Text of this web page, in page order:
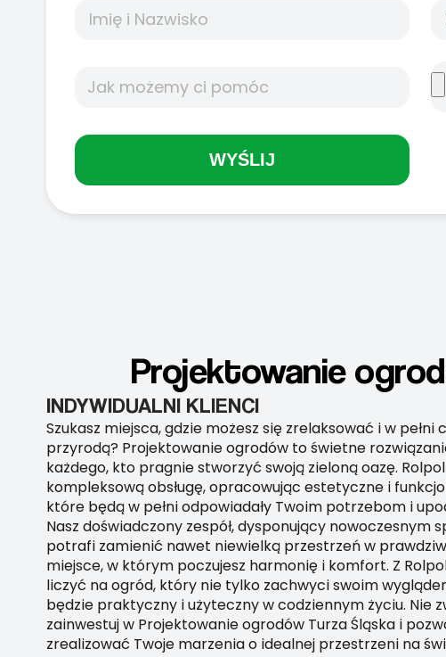
WYŚLIJ
Projektowanie
INDYWIDUALNI KLIENCI
Szukasz miejsca, gdzie możesz się zrelaksować i w pełni
przyrodą? Projektowanie ogrodów to świetne
każdego, kto pragnie stworzyć swoją zieloną oazę.
kompleksową obsługę, opracowując estetyczne i
które będą w pełni odpowiadały Twoim potrzebom i
Nasz doświadczony zespół, dysponujący nowoczesnym
potrafi zamienić nawet niewielką przestrzeń w
miejsce, w którym poczujesz harmonię i komfort. Z
liczyć na ogród, który nie tylko zachwyci swoim
będzie praktyczny i użyteczny w codziennym życiu. Nie
zainwestuj w Projektowanie ogrodów Turza Śląska i
zrealizować Twoje marzenia o idealnej przestrzeni na